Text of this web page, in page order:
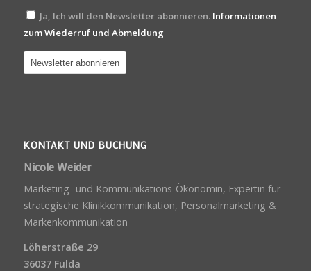
Ja, Ich will den Newsletter abonnieren. Informationen
zum Wiederruf und Abmeldung
KONTAKT UND BUCHUNG
Nicole Weider
Marketing- und Kommunikations-Ökonomin, Expertin für
strategische Klinikkommunikation, Personalmarketing &
Markenkommunikation
Löherstraße 29
36037 Fulda